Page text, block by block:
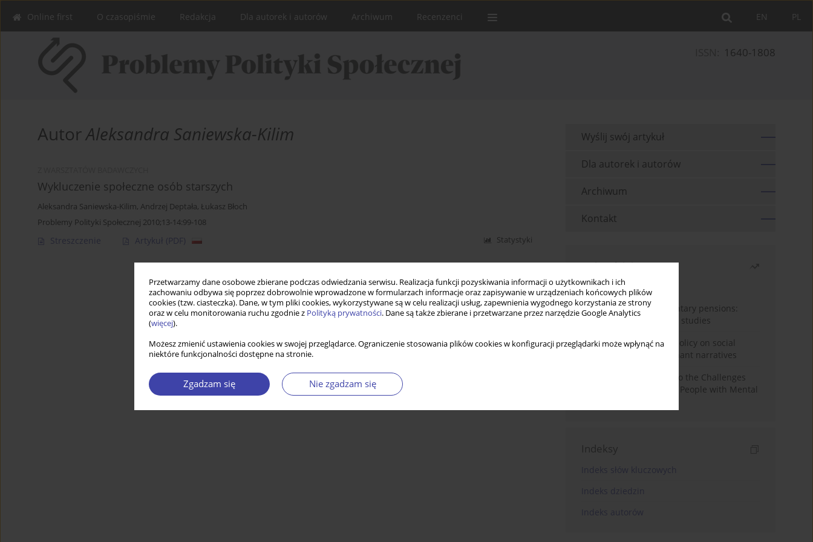
Przetwarzamy dane osobowe zbierane podczas odwiedzania serwisu. Realizacja funkcji pozyskiwania informacji o użytkownikach i ich
zachowaniu odbywa się poprzez dobrowolnie wprowadzone w formularzach informacje oraz zapisywanie w urządzeniach końcowych plików
cookies (tzw. ciasteczka). Dane, w tym pliki cookies, wykorzystywane są w celu realizacji usług, zapewnienia wygodnego korzystania ze strony
oraz w celu monitorowania ruchu zgodnie z Polityką prywatności. Dane są także zbierane i przetwarzane przez narzędzie Google Analytics
(więcej).
Możesz zmienić ustawienia cookies w swojej przeglądarce. Ograniczenie stosowania plików cookies w konfiguracji przeglądarki może wpłynąć na
niektóre funkcjonalności dostępne na stronie.
Zgadzam się Nie zgadzam się
PL
EN
Online first O czasopiśmie Redakcja Dla autorek i autorów Archiwum Recenzenci
1640-1808
AutorAleksandra Saniewska-Kilim
Wykluczenie społeczne osób starszych
Aleksandra Saniewska-Kilim, Andrzej Deptała, Łukasz Błoch
Problemy Polityki Społecznej 2010;13-14:99-108
Streszczenie Artykuł (PDF) Statystyki
Wyślij swój artykuł
Dla autorek i autorów
Archiwum
Kontakt
Najczęściej czytane
Miesiąc
Rok
Auto-enrolment in voluntary pensions:
Comparative OECD case studies
Delegitimizing climate policy on social
media platforms: Dominant narratives
Bibliometric Insights into the Challenges
and Needs of Homeless People with Mental
Indeksy
Indeks słów kluczowych
Indeks dziedzin
Indeks autorów